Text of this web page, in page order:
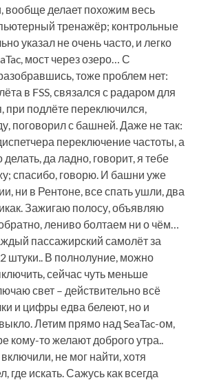
вообще делает похожим весь
тренажёр; контрольные
указал не очень часто, и легко
мост через озеро… С
тоже проблем нет:
в FSS, связался с радаром для
при подлёте переключился,
поговорил с башней. Даже не так:
переключение частоты, а
да ладно, говорит, я тебе
спасибо, говорю. И башни уже
ни в Рентоне, все спать ушли, два
Зажигаю полосу, объявляю
лениво болтаем ни о чём…
пассажирский самолёт за
штуки.. В полнолуние, можно
сейчас чуть меньше
свет – действительно всё
и цифры едва белеют, но и
Летим прямо над SeaTac-ом,
кому-то желают доброго утра..
не мог найти, хотя
где искать. Сажусь как всегда